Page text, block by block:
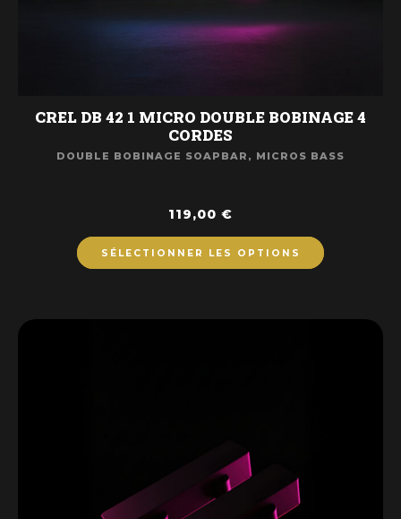
CREL DB 42 1 MICRO DOUBLE BOBINAGE 4
CORDES
DOUBLE BOBINAGE SOAPBAR , MICROS BASS
119,00 €
SÉLECTIONNER LES OPTIONS